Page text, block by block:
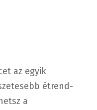
az egyik
étrend-
a